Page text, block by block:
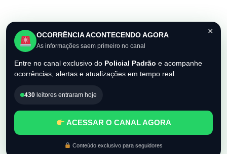
×
OCORRÊNCIA ACONTECENDO AGORA
As informações saem primeiro no canal
Entre no canal exclusivo do Policial Padrão e acompanhe
ocorrências, alertas e atualizações em tempo real.
430 leitores entraram hoje
ACESSAR O CANAL AGORA
Conteúdo exclusivo para seguidores